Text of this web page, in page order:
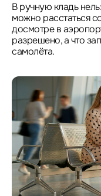
В ручную кладь
можно расстаться
досмотре в
разрешено, а что
самолёта.